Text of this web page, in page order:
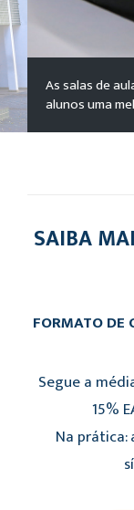
As salas de
alunos uma
SAIBA
FORMATO DE
Segue a
15%
Na prática: